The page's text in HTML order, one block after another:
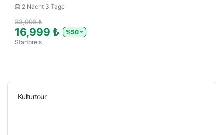
2 Nacht 3 Tage
33,998 ₺
16,999 ₺
%50
Startpreis
Kulturtour